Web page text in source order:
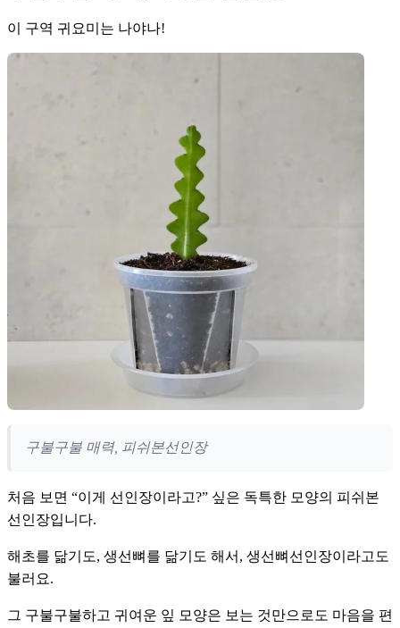
이 구역 귀요미는 나야나!
구불구불 매력, 피쉬본선인장
처음 보면 “이게 선인장이라고?” 싶은 독특한 모양의 피쉬본
선인장입니다.
해초를 닮기도, 생선뼈를 닮기도 해서, 생선뼈선인장이라고도
불러요.
그 구불구불하고 귀여운 잎 모양은 보는 것만으로도 마음을 편